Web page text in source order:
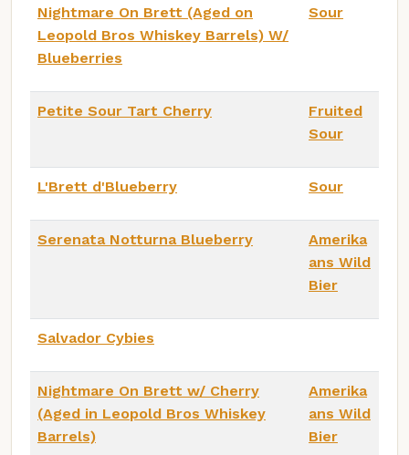
Nightmare On Brett (Aged on
Leopold Bros Whiskey Barrels) W/
Blueberries
Sour
Petite Sour Tart Cherry
Fruited
Sour
L'Brett d'Blueberry Sour
Serenata Notturna Blueberry
Amerika
ans Wild
Bier
Salvador Cybies
Nightmare On Brett w/ Cherry
(Aged in Leopold Bros Whiskey
Barrels)
Amerika
ans Wild
Bier